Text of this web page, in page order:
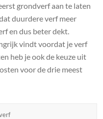
grondverf aan te laten
duurdere verf meer
en dus beter dekt.
vindt voordat je verf
heb je ook de keuze uit
voor de drie meest